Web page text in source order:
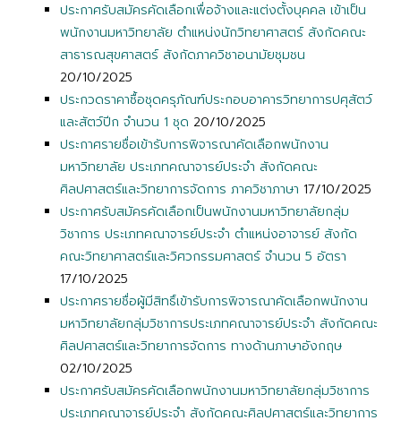
ประกาศรับสมัครคัดเลือกเพื่อจ้างและแต่งตั้งบุคคล เข้าเป็น
พนักงานมหาวิทยาลัย ตำแหน่งนักวิทยาศาสตร์ สังกัดคณะ
สาธารณสุขศาสตร์ สังกัดภาควิชาอนามัยชุมชน
20/10/2025
ประกวดราคาซื้อชุดครุภัณฑ์ประกอบอาคารวิทยาการปศุสัตว์
และสัตว์ปีก จำนวน 1 ชุด 20/10/2025
ประกาศรายชื่อเข้ารับการพิจารณาคัดเลือกพนักงาน
มหาวิทยาลัย ประเภทคณาจารย์ประจำ สังกัดคณะ
ศิลปศาสตร์และวิทยาการจัดการ ภาควิชาภาษา 17/10/2025
ประกาศรับสมัครคัดเลือกเป็นพนักงานมหาวิทยาลัยกลุ่ม
วิชาการ ประเภทคณาจารย์ประจำ ตำแหน่งอาจารย์ สังกัด
คณะวิทยาศาสตร์และวิศวกรรมศาสตร์ จำนวน 5 อัตรา
17/10/2025
ประกาศรายชื่อผู้มีสิทธิ์เข้ารับการพิจารณาคัดเลือกพนักงาน
มหาวิทยาลัยกลุ่มวิชาการประเภทคณาจารย์ประจำ สังกัดคณะ
ศิลปศาสตร์และวิทยาการจัดการ ทางด้านภาษาอังกฤษ
02/10/2025
ประกาศรับสมัครคัดเลือกพนักงานมหาวิทยาลัยกลุ่มวิชาการ
ประเภทคณาจารย์ประจำ สังกัดคณะศิลปศาสตร์และวิทยาการ